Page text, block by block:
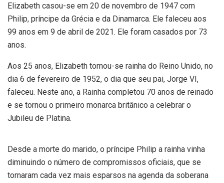
Elizabeth casou-se em 20 de novembro de 1947 com
Philip, príncipe da Grécia e da Dinamarca. Ele faleceu aos
99 anos em 9 de abril de 2021. Ele foram casados por 73
anos.
Aos 25 anos, Elizabeth tornou-se rainha do Reino Unido, no
dia 6 de fevereiro de 1952, o dia que seu pai, Jorge VI,
faleceu. Neste ano, a Rainha completou 70 anos de reinado
e se tornou o primeiro monarca britânico a celebrar o
Jubileu de Platina.
Desde a morte do marido, o príncipe Philip a rainha vinha
diminuindo o número de compromissos oficiais, que se
tornaram cada vez mais esparsos na agenda da soberana